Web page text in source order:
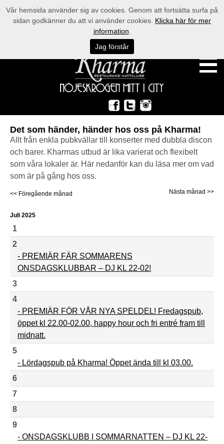
Det som händer, händer hos oss på Kharma!
Allt från enkla pubkvällar till konserter med dubbla discon
och barer. Kharmas utbud är lika varierat och flexibelt
som våra lokaler är. Här nedanför kan du läsa mer om vad
som är på gång hos oss.
<< Föregående månad Nästa månad >>
Juli 2025
1
2
- PREMIÄR FÄR SOMMARENS
ONSDAGSKLUBBAR – DJ KL 22-02!
3
4
- PREMIÄR FÖR VÅR NYA SPELDEL! Fredagspub,
öppet kl 22.00-02.00, happy hour och fri entré fram till
midnatt.
5
- Lördagspub på Kharma! Öppet ända till kl 03.00.
6
7
8
9
- ONSDAGSKLUBB I SOMMARNATTEN – DJ KL 22-
Vår hemsida använder sig av cookies. Genom att fortsätta surfa på
sidan godkänner du att vi använder cookies. Klicka här för mer
information
Jag förstår